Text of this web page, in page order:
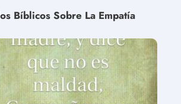
Bíblicos Sobre La Empatía